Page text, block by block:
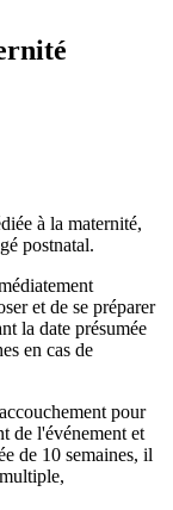
à la maternité,
postnatal.
et de se préparer
la date présumée
en cas de
pour
de l'événement et
de 10 semaines, il